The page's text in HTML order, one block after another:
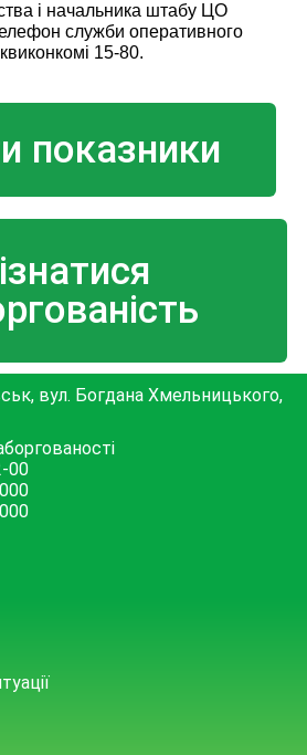
і начальника штабу ЦО
служби оперативного
15-80.
показники
вул. Богдана Хмельницького,
00